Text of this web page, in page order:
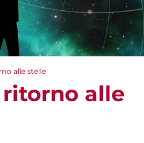
alle stelle
alle